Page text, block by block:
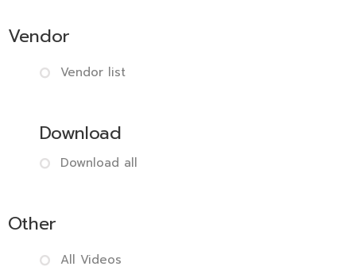
Vendor
Vendor list
Download
Download all
Other
All Videos